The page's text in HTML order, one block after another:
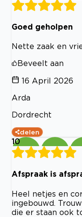
Goed geholpen
Nette zaak en
Beveelt aan
16 April 2026
Arda
Dordrecht
delen
10
Afspraak is
Heel netjes en
ingebouwd.
die er staan ook